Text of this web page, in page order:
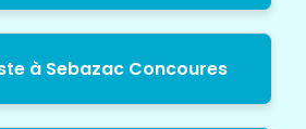
à Sebazac Concoures